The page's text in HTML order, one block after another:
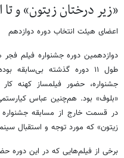
«زیر درختان زیتون» و
اعضای هیئت انتخاب دوره دوازدهم
دوازدهمین دوره جشنواره فیلم
طول ۱۱ دوره گذشته
جشنواره، حضور فیلمساز کهنه کار
«بلوف» بود. هم‌چنین عباس
در قسمت خارج از مسابقه
زیتون» که مورد توجه و استقبال
برخی از فیلم‌هایی که در این دوره